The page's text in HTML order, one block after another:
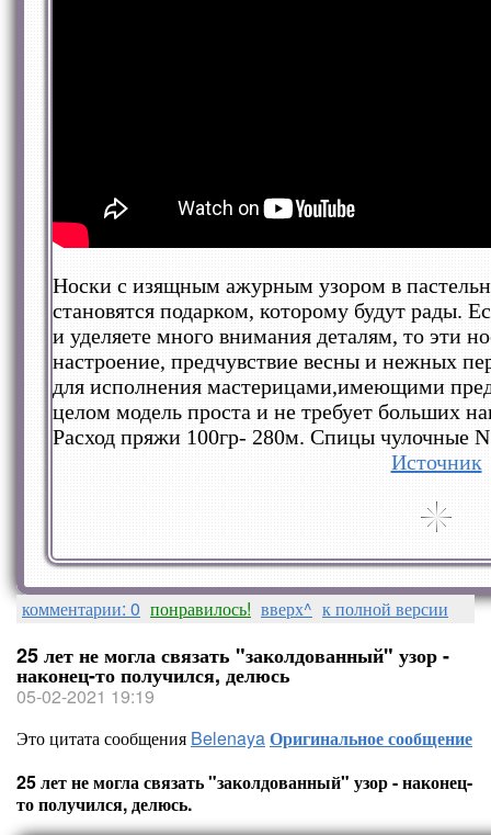
Носки с изящным ажурным узором в
становятся подарком, которому будут рады.
и уделяете много внимания деталям, то эти
настроение, предчувствие весны и нежных
для исполнения мастерицами,имеющими
целом модель проста и не требует больших
Расход пряжи 100гр- 280м. Спицы чулочные
Источник
комментарии: 0 понравилось! вверх^ к полной версии
25 лет не могла связать "заколдованный" узор -
наконец-то получился, делюсь
05-02-2021 19:19
Это цитата сообщения BelenayaОригинальное сообщение
25 лет не могла связать "заколдованный" узор - наконец-
то получился, делюсь.